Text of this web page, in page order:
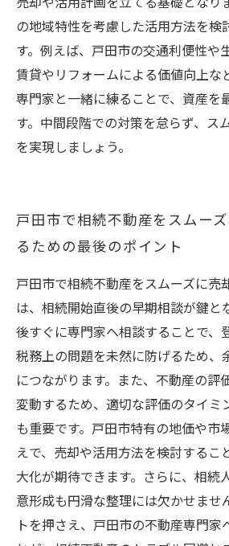
の地域特性を考慮した活用方法を検
す。例えば、戸田市の交通利便性や
賃貸やリフォームによる価値向上な
専門家と一緒に練ることで、資産を
す。中間段階での対策を怠らず、ス
を実現しましょう。
戸田市で相続不動産をスムー
るための最後のポイント
戸田市で相続不動産をスムーズに売
は、相続開始直後の早期相談が鍵と
後すぐに専門家へ相談することで、
税務上の問題を未然に防げるため、
につながります。また、不動産の評
変動するため、適切な評価のタイミ
も重要です。戸田市特有の地価や市
えで、売却や活用方法を検討するこ
大化が期待できます。さらに、相続
意形成も円滑な整理には欠かせませ
トを押さえ、戸田市の不動産専門家